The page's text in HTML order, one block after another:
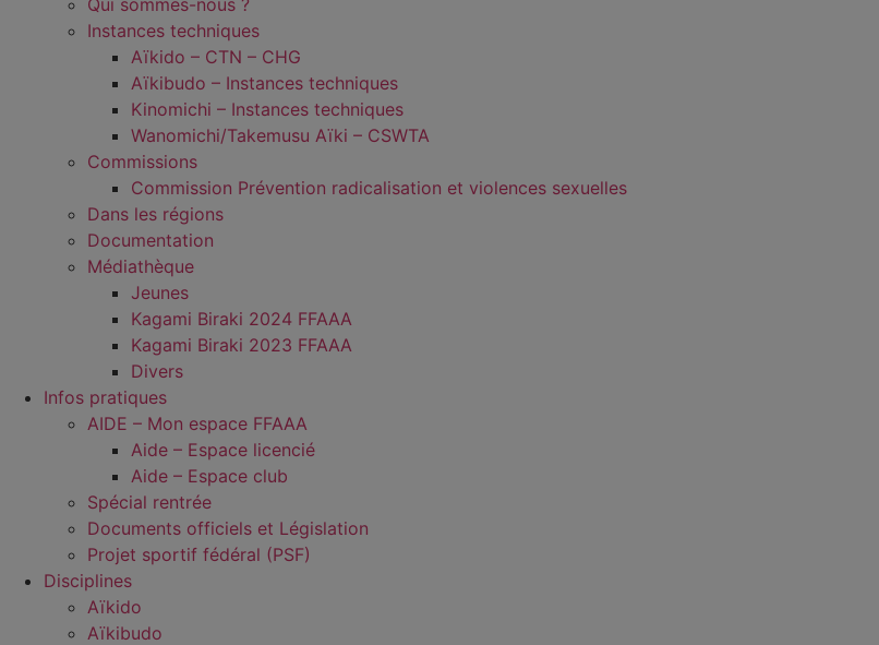
Qui sommes-nous ?
Instances techniques
Aïkido – CTN – CHG
Aïkibudo – Instances techniques
Kinomichi – Instances techniques
Wanomichi/Takemusu Aïki – CSWTA
Commissions
Commission Prévention radicalisation et violences sexuelles
Dans les régions
Documentation
Médiathèque
Jeunes
Kagami Biraki 2024 FFAAA
Kagami Biraki 2023 FFAAA
Divers
Infos pratiques
AIDE – Mon espace FFAAA
Aide – Espace licencié
Aide – Espace club
Spécial rentrée
Documents officiels et Législation
Projet sportif fédéral (PSF)
Disciplines
Aïkido
Aïkibudo